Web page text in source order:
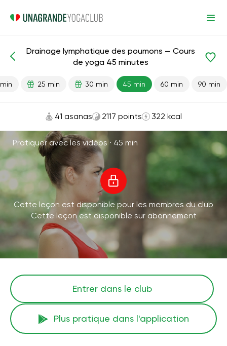
Poumons
Drainage lymphatique des poumons — Cours
de yoga 45 minutes
25 min 30 min 45 min 60 min 90 min
41 asanas 2117 points 322 kcal
Pratiquer avec les vidéos · 45 min
Cette leçon est disponible pour les membres du club
Cette leçon est disponible sur abonnement
Entrer dans le club
Plus pratique dans l'application